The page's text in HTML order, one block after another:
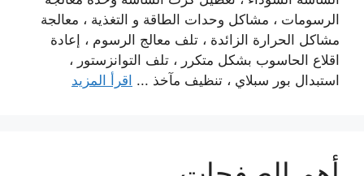
الرسومات ، مشاكل وحدات الطاقة و التغذية ، معالجة
مشاكل الحرارة الزائدة ، تلف معالج الرسوم ، إعادة
اقلاع الحاسوب بشكل متكرر ، تلف التوانزستور ،
استبدال بور سبلاي ، تنظيف مآخذ ... اقرأ المزيد